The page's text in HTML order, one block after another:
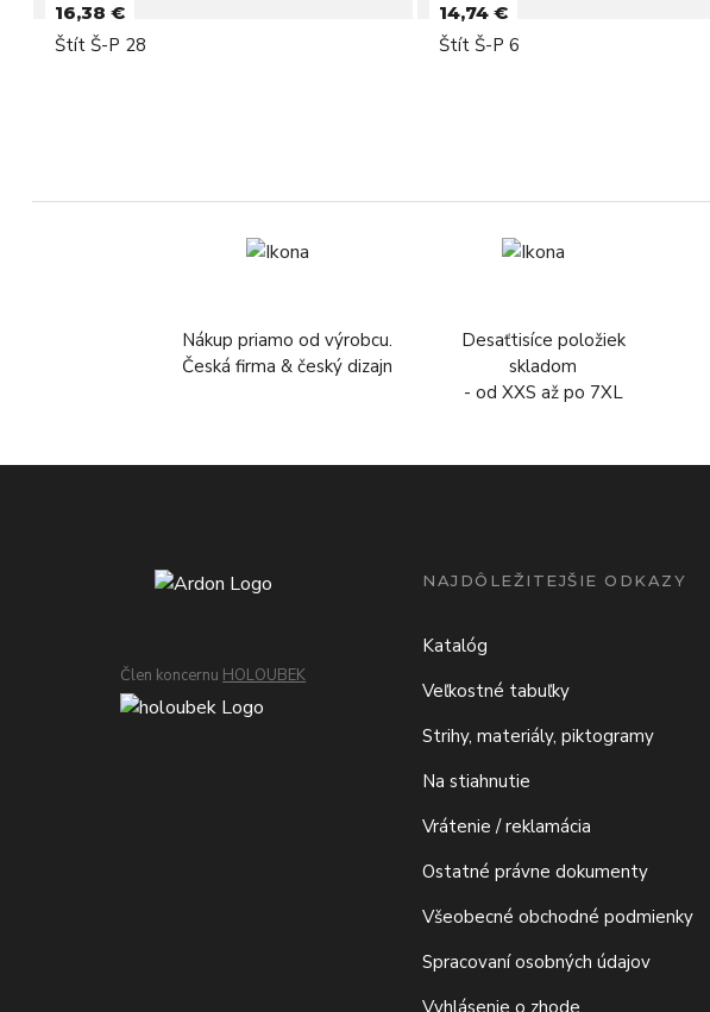
16,38 €
Štít Š-P 28
14,74 €
Štít Š-P 6
Nákup priamo od výrobcu.
Česká firma & český dizajn
Desaťtisíce položiek
skladom
- od XXS až po 7XL
Člen koncernu HOLOUBEK
NAJDÔLEŽITEJŠIE ODKAZY
Katalóg
Veľkostné tabuľky
Strihy, materiály, piktogramy
Na stiahnutie
Vrátenie / reklamácia
Ostatné právne dokumenty
Všeobecné obchodné podmienky
Spracovaní osobných údajov
Vyhlásenie o zhode